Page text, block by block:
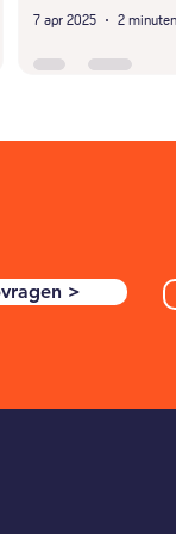
7 apr 2025
>